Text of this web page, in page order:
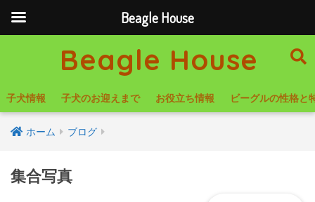
Beagle House
子犬情報 子犬のお迎えまで お役立ち情報 ビーグルの性格と
ホーム ブログ
集合写真
Beagle House